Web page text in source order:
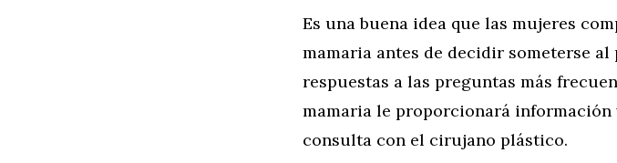
Es una buena idea que las mujeres
mamaria antes de decidir someterse
respuestas a las preguntas más
mamaria le proporcionará
consulta con el cirujano plástico.